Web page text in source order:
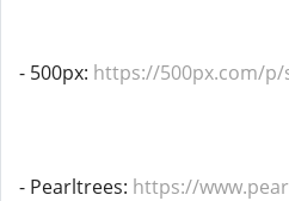
- 500px: https://500px.com/p/
- Pearltrees: https://